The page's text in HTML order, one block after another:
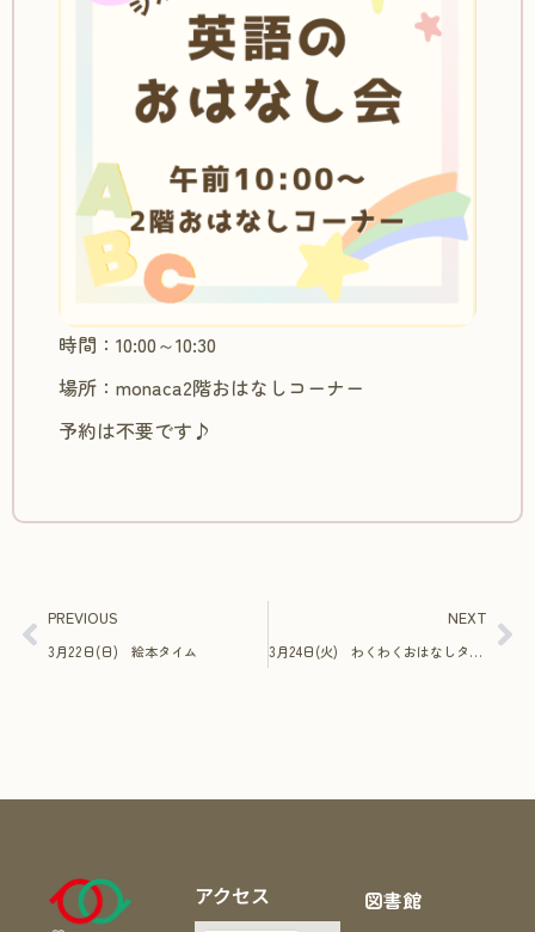
時間：10:00～10:30
場所：monaca2階おはなしコーナー
予約は不要です♪
PREVIOUS
3月22日(日) 絵本タイム
NEXT
3月24日(火) わくわくおはなしタイム in 二宮図書館
アクセス
図書館